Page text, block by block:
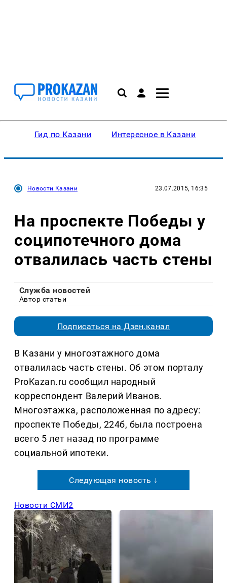
Гид по Казани Интересное в Казани
Новости Казани 23.07.2015, 16:35
На проспекте Победы у
соципотечного дома
отвалилась часть стены
Служба новостей
Автор статьи
Подписаться на Дзен.канал
В Казани у многоэтажного дома
отвалилась часть стены. Об этом порталу
ProKazan.ru сообщил народный
корреспондент Валерий Иванов.
Многоэтажка, расположенная по адресу:
проспекте Победы, 224б, была построена
всего 5 лет назад по программе
социальной ипотеки.
Следующая новость ↓
Новости СМИ2